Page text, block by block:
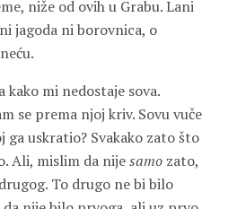
niže od ovih u Grabu. Lani
jagoda ni borovnica, o
kako mi nedostaje sova.
se prema njoj kriv. Sovu vuče
ga uskratio? Svakako zato što
Ali, mislim da nijesamo zato,
To drugo ne bi bilo